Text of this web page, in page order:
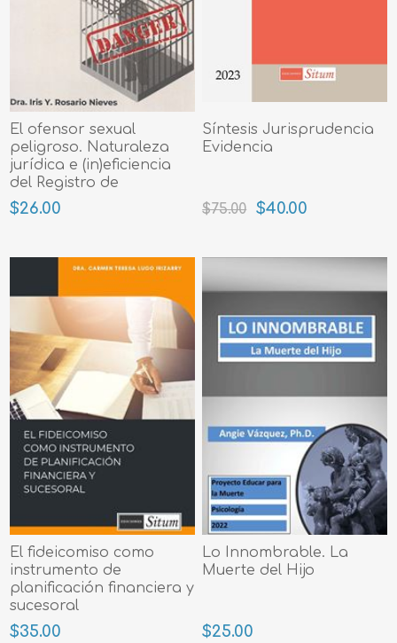
El ofensor sexual
peligroso. Naturaleza
jurídica e (in)eficiencia
del Registro de
Ofensores Sexuales
$26.00
Síntesis Jurisprudencia
Evidencia
$75.00 $40.00
El fideicomiso como
instrumento de
planificación financiera y
sucesoral
$35.00
Lo Innombrable. La
Muerte del Hijo
$25.00